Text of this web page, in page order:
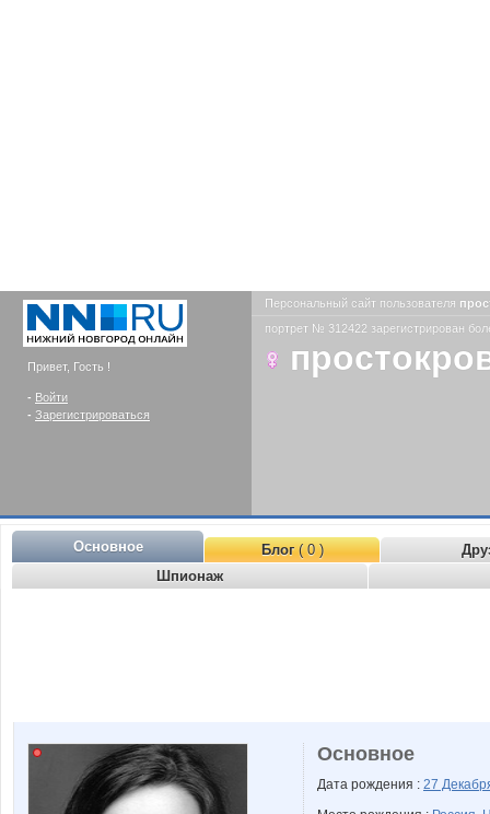
Привет, Гость !
- Войти
- Зарегистрироваться
Персональный сайт пользователя
портрет № 312422 зарегистрирован
Основное Блог( 0 )
Шпионаж
Основное
Дата рождения : 27